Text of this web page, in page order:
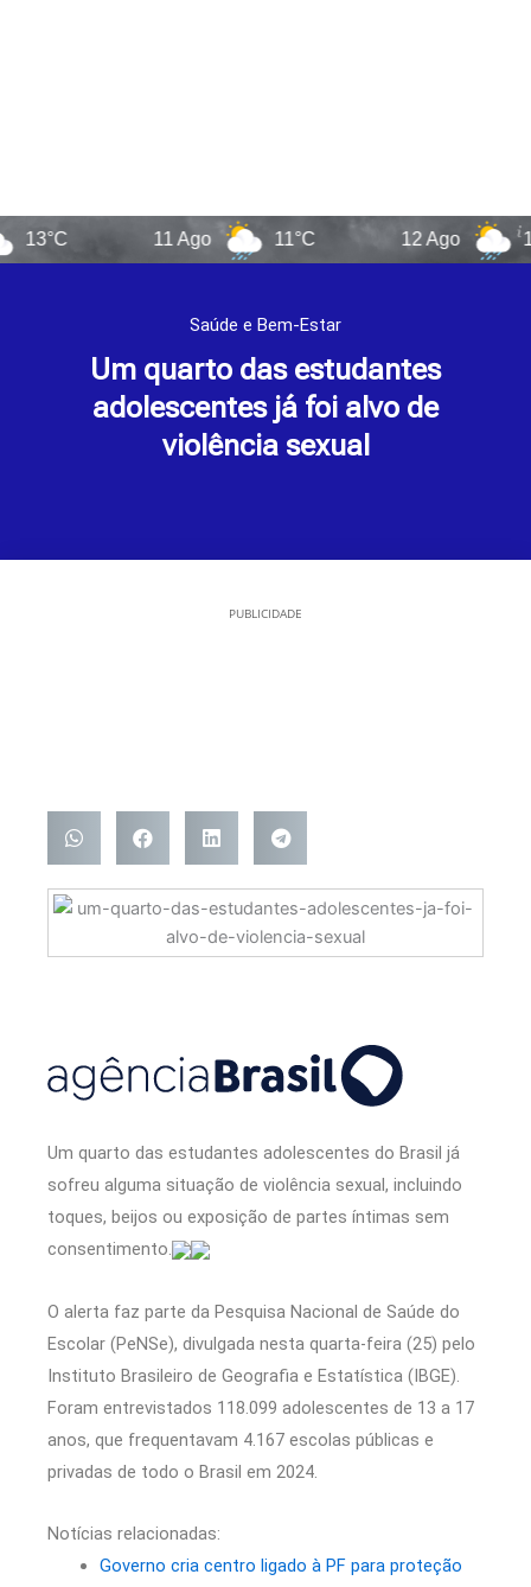
11°C 12°C
Saúde e Bem-Estar
Um quarto das estudantes
adolescentes já foi alvo de
violência sexual
PUBLICIDADE
Um quarto das estudantes adolescentes do Brasil já
sofreu alguma situação de violência sexual, incluindo
toques, beijos ou exposição de partes íntimas sem
consentimento.
O alerta faz parte da Pesquisa Nacional de Saúde do
Escolar (PeNSe), divulgada nesta quarta-feira (25) pelo
Instituto Brasileiro de Geografia e Estatística (IBGE).
Foram entrevistados 118.099 adolescentes de 13 a 17
anos, que frequentavam 4.167 escolas públicas e
privadas de todo o Brasil em 2024.
Notícias relacionadas:
Governo cria centro ligado à PF para proteção